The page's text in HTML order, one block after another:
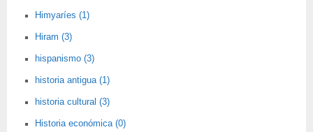
Himyaríes (1)
Hiram (3)
hispanismo (3)
historia antigua (1)
historia cultural (3)
Historia económica (0)